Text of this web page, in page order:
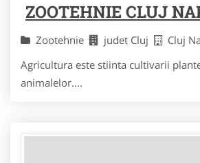
ZOOTEHNIE CLUJ
Zootehnie judet Cluj
Cluj
Agricultura este stiinta cultivarii
animalelor....